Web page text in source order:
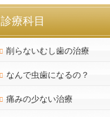
診療科目
削らないむし歯の治療
なんで虫歯になるの？
痛みの少ない治療